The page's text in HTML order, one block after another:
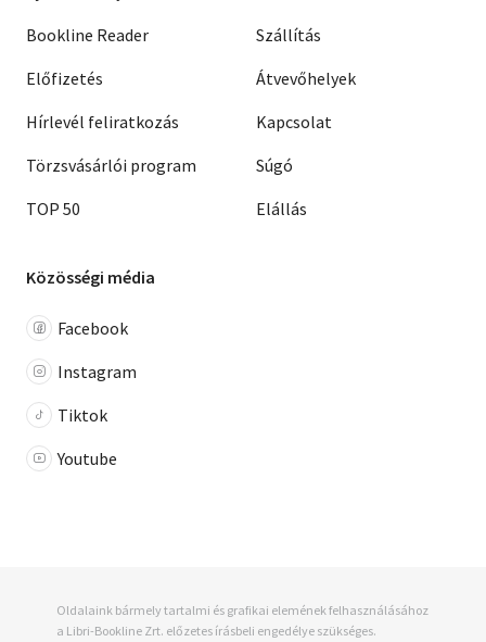
Bookline Reader
Előfizetés
Hírlevél feliratkozás
Törzsvásárlói program
TOP 50
Szállítás
Átvevőhelyek
Kapcsolat
Súgó
Elállás
Közösségi média
Facebook
Instagram
Tiktok
Youtube
Oldalaink bármely tartalmi és grafikai elemének felhasználásához
a Libri-Bookline Zrt. előzetes írásbeli engedélye szükséges.